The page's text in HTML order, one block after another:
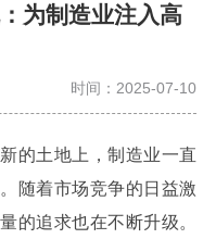
为制造业注入高
时间：2025-07-10
的土地上，制造业一直
随着市场竞争的日益激
的追求也在不断升级。